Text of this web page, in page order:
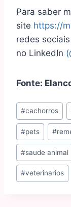
Para saber
site https://
redes
no LinkedIn
Fonte:
#cachorros
#pets #
#saude animal
#veterinarios